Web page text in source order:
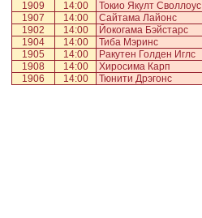
1909
14:00 Токио Якулт Своллоус
1907
14:00 Сайтама Лайонс
1902
14:00 Йокогама Бэйстарс
1904
14:00 Тиба Мэринс
1905
14:00 Ракутен Голден Иглс
1908
14:00 Хиросима Карп
1906
14:00 Тюнити Дрэгонс